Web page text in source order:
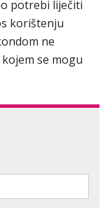
potrebi liječiti
korištenju
ne
se mogu